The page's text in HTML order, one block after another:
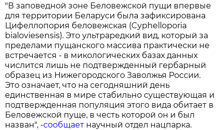
"В заповедной зоне Беловежской пущи впервые
для территории Беларуси была зафиксирована
Цифеллопория беловежская (Cyphelloporia
bialoviesensis). Это ультраредкий вид, который за
пределами пущанского массива практически не
встречается - в микологических базах данных
числится лишь не подтвержденный гербарный
образец из Нижегородского Заволжья России.
Это означает, что на сегодняшний день
единственная в мире стабильно существующая и
подтвержденная популяция этого вида обитает в
Беловежской пуще, в честь которой он и был
назван", -сообщает научный отдел нацпарка.